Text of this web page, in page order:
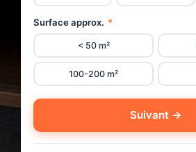
Surface approx. *
< 50 m²
100-200 m²
Suivant →